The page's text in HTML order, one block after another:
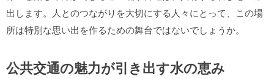
出します。人とのつながりを大切にする人々にとって、この場
所は特別な思い出を作るための舞台ではないでしょうか。
公共交通の魅力が引き出す水の恵み